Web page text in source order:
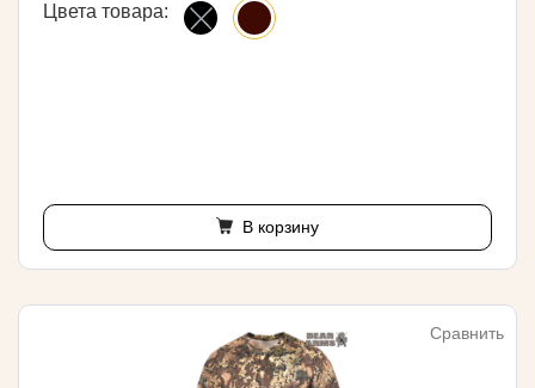
Цвета товара:
В корзину
Сравнить